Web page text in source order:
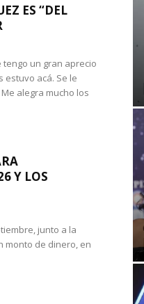
ES “DEL
tengo un gran aprecio
estuvo acá. Se le
alegra mucho los
Y LOS
junto a la
monto de dinero, en